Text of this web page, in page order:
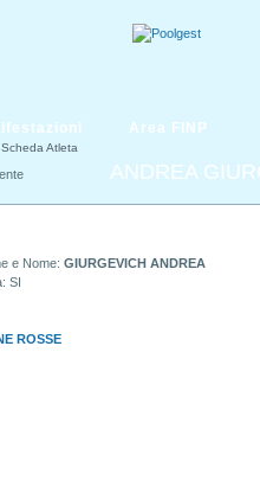
Atleta
Area FINP
ANDREA
e Nome: GIURGEVICH ANDREA
SI
ROSSE